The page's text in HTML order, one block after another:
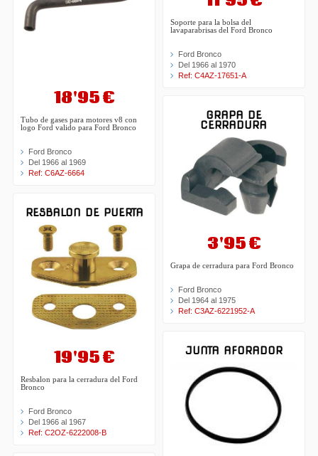
18'95 €
Tubo de gases para motores v8 con
logo Ford valido para Ford Bronco
Ford Bronco
Del 1966 al 1969
Ref: C6AZ-6664
RESBALON DE PUERTA
19'95 €
Resbalon para la cerradura del Ford
Bronco
Ford Bronco
Del 1966 al 1967
Ref: C2OZ-6222008-B
Soporte para la bolsa del
lavaparabrisas del Ford Bronco
Ford Bronco
Del 1966 al 1970
Ref: C4AZ-17651-A
GRAPA DE
CERRADURA
3'95 €
Grapa de cerradura para Ford Bronco
Ford Bronco
Del 1964 al 1975
Ref: C3AZ-6221952-A
JUNTA AFORADOR